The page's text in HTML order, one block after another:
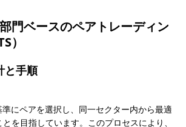
門ベースのペアトレーディン
）
と手順
準にペアを選択し、同一セクター内から最適
を目指しています。このプロセスにより、